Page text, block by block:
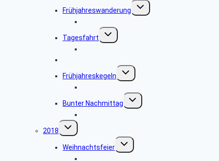
Frühjahreswanderung
Untermenü
umschalten
Tagesfahrt
Untermenü
umschalten
Frühjahreskegeln
Untermenü
umschalten
Bunter Nachmittag
Untermenü
umschalten
2018
Untermenü
umschalten
Weihnachtsfeier
Untermenü
umschalten